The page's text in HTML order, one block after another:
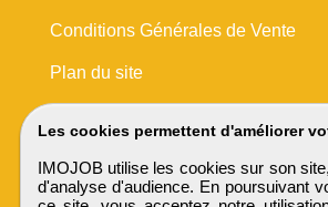
Les cookies permettent d'améliorer
IMOJOB utilise les cookies sur son
d'analyse d'audience. En poursuivant
Conditions Générales de Vente
Plan du site